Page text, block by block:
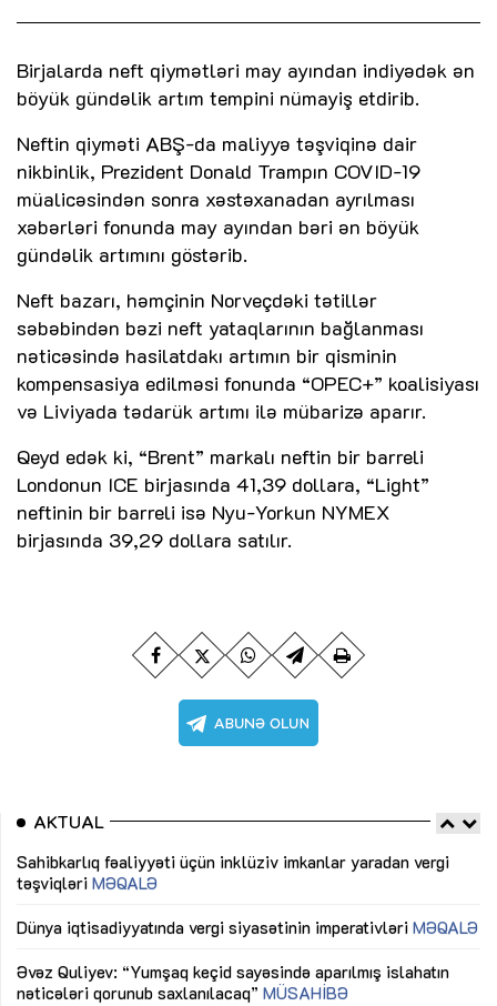
Birjalarda neft qiymətləri may ayından indiyədək ən
böyük gündəlik artım tempini nümayiş etdirib.
Neftin qiyməti ABŞ-da maliyyə təşviqinə dair
nikbinlik, Prezident Donald Trampın COVID-19
müalicəsindən sonra xəstəxanadan ayrılması
xəbərləri fonunda may ayından bəri ən böyük
gündəlik artımını göstərib.
Neft bazarı, həmçinin Norveçdəki tətillər
səbəbindən bəzi neft yataqlarının bağlanması
nəticəsində hasilatdakı artımın bir qisminin
kompensasiya edilməsi fonunda “OPEC+” koalisiyası
və Liviyada tədarük artımı ilə mübarizə aparır.
Qeyd edək ki, “Brent” markalı neftin bir barreli
Londonun ICE birjasında 41,39 dollara, “Light”
neftinin bir barreli isə Nyu-Yorkun NYMEX
birjasında 39,29 dollara satılır.
AKTUAL
Sahibkarlıq fəaliyyəti üçün inklüziv imkanlar yaradan vergi
təşviqləri MƏQALƏ
Dünya iqtisadiyyatında vergi siyasətinin imperativləri MƏQALƏ
Əvəz Quliyev: “Yumşaq keçid sayəsində aparılmış islahatın
nəticələri qorunub saxlanılacaq” MÜSAHİBƏ